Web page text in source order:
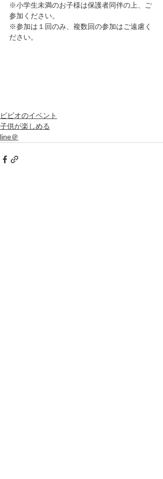
※小学生未満のお子様は保護者同伴の上、ご
参加ください。
※参加は１回のみ、複数回の参加はご遠慮く
ださい。
ビビオのイベント
子供が楽しめる
line＠